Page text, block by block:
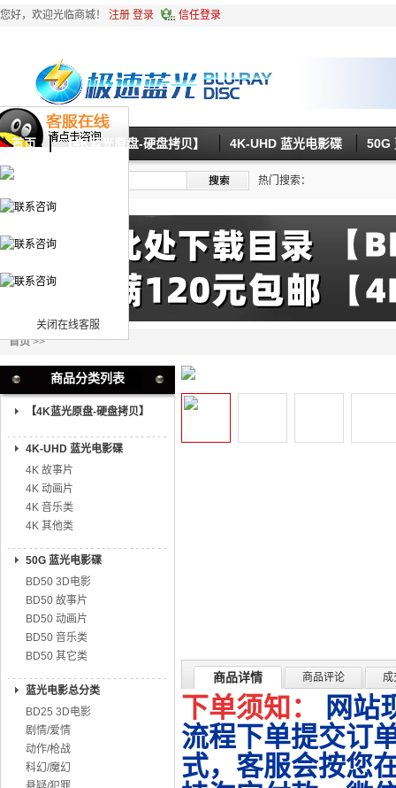
关闭在线客服
您好，欢迎光临商城！ 注册 登录 信任登录
首页 【4K蓝光原盘-硬盘拷贝】 4K-UHD 蓝光电影碟 50G
热门搜索：
首页>>
商品分类列表
【4K蓝光原盘-硬盘拷贝】
4K-UHD 蓝光电影碟
4K 故事片
4K 动画片
4K 音乐类
4K 其他类
50G 蓝光电影碟
BD50 3D电影
BD50 故事片
BD50 动画片
BD50 音乐类
BD50 其它类
蓝光电影总分类
BD25 3D电影
剧情/爱情
动作/枪战
科幻/魔幻
商品详情 商品评论 成
下单须知：
网站
流程下单提交订
式，客服会按您